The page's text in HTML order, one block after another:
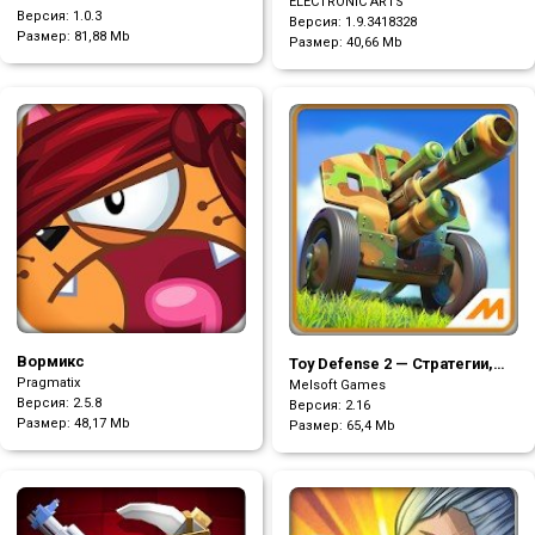
Версия: 1.0.3
Размер: 81,88 Mb
Версия: 1.9.3418328
Размер:40,66 Mb
Вормикс
Pragmatix
Версия: 2.5.8
Размер: 48,17 Mb
Toy Defense 2 — Стратегии,
солдатики и башенки
Melsoft Games
Версия: 2.16
Размер: 65,4 Mb